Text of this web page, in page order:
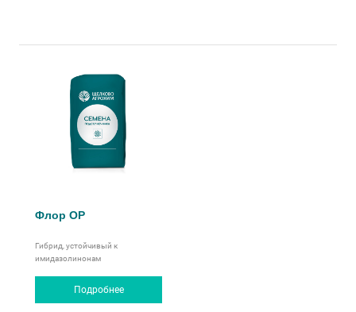
Флор ОР
Гибрид, устойчивый к
имидазолинонам
Подробнее